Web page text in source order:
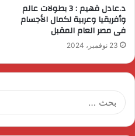
د.عادل فهيم : 3 بطولات عالم
وأفريقيا وعربية لكمال الأجسام
فى مصر العام المقبل
23 نوفمبر، 2024